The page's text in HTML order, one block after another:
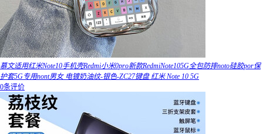
慕文适用红米Note10手机壳Redmi小米0pro新款RedmiNote105G全包防摔noto硅胶por保
护套5G专用nont男女 电镀奶油纹-银色-ZC27键盘 红米 Note 10 5G
0条评价